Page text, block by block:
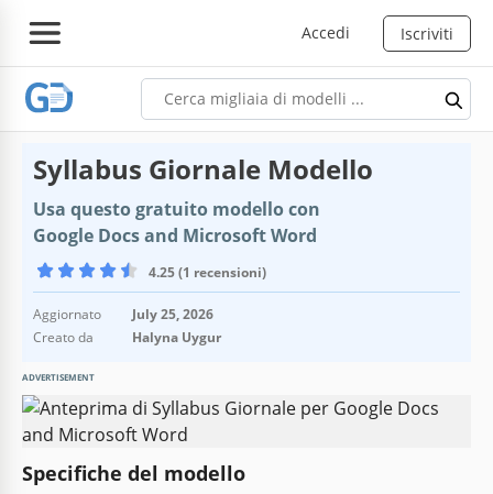
Accedi Iscriviti
Syllabus Giornale Modello
Usa questo gratuito modello con
Google Docs and Microsoft Word
4.25 (1 recensioni)
Aggiornato
July 25, 2026
Creato da
Halyna Uygur
ADVERTISEMENT
Specifiche del modello